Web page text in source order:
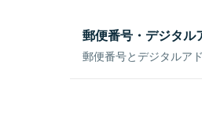
郵便番号・デジタル
郵便番号とデジタルア